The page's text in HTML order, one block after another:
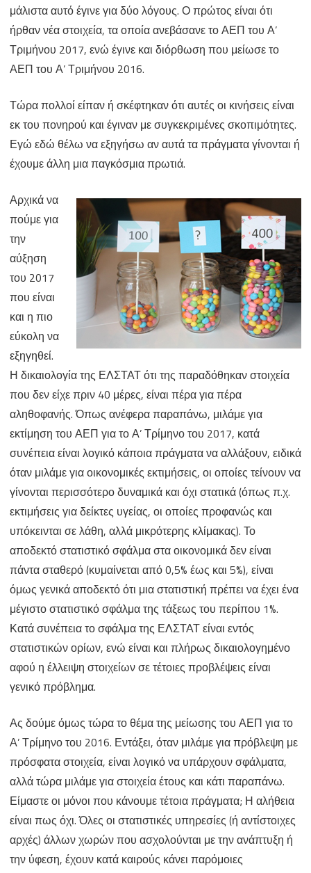
μάλιστα αυτό έγινε για δύο λόγους. Ο πρώτος είναι ότι
ήρθαν νέα στοιχεία, τα οποία ανεβάσανε το ΑΕΠ του Α’
Τριμήνου 2017, ενώ έγινε και διόρθωση που μείωσε το
ΑΕΠ του Α’ Τριμήνου 2016.
Τώρα πολλοί είπαν ή σκέφτηκαν ότι αυτές οι κινήσεις είναι
εκ του πονηρού και έγιναν με συγκεκριμένες σκοπιμότητες.
Εγώ εδώ θέλω να εξηγήσω αν αυτά τα πράγματα γίνονται ή
έχουμε άλλη μια παγκόσμια πρωτιά.
Αρχικά να
πούμε για
την
αύξηση
του 2017
που είναι
και η πιο
εύκολη να
εξηγηθεί.
Η δικαιολογία της ΕΛΣΤΑΤ ότι της παραδόθηκαν στοιχεία
που δεν είχε πριν 40 μέρες, είναι πέρα για πέρα
αληθοφανής. Όπως ανέφερα παραπάνω, μιλάμε για
εκτίμηση του ΑΕΠ για το Α’ Τρίμηνο του 2017, κατά
συνέπεια είναι λογικό κάποια πράγματα να αλλάξουν, ειδικά
όταν μιλάμε για οικονομικές εκτιμήσεις, οι οποίες τείνουν να
γίνονται περισσότερο δυναμικά και όχι στατικά (όπως π.χ.
εκτιμήσεις για δείκτες υγείας, οι οποίες προφανώς και
υπόκεινται σε λάθη, αλλά μικρότερης κλίμακας). Το
αποδεκτό στατιστικό σφάλμα στα οικονομικά δεν είναι
πάντα σταθερό (κυμαίνεται από 0,5% έως και 5%), είναι
όμως γενικά αποδεκτό ότι μια στατιστική πρέπει να έχει ένα
μέγιστο στατιστικό σφάλμα της τάξεως του περίπου 1%.
Κατά συνέπεια το σφάλμα της ΕΛΣΤΑΤ είναι εντός
στατιστικών ορίων, ενώ είναι και πλήρως δικαιολογημένο
αφού η έλλειψη στοιχείων σε τέτοιες προβλέψεις είναι
γενικό πρόβλημα.
Ας δούμε όμως τώρα το θέμα της μείωσης του ΑΕΠ για το
Α’ Τρίμηνο του 2016. Εντάξει, όταν μιλάμε για πρόβλεψη με
πρόσφατα στοιχεία, είναι λογικό να υπάρχουν σφάλματα,
αλλά τώρα μιλάμε για στοιχεία έτους και κάτι παραπάνω.
Είμαστε οι μόνοι που κάνουμε τέτοια πράγματα; Η αλήθεια
είναι πως όχι. Όλες οι στατιστικές υπηρεσίες (ή αντίστοιχες
αρχές) άλλων χωρών που ασχολούνται με την ανάπτυξη ή
την ύφεση, έχουν κατά καιρούς κάνει παρόμοιες